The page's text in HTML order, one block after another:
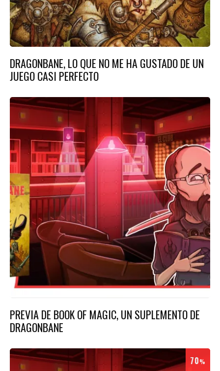
DRAGONBANE, LO QUE NO ME HA GUSTADO DE UN
JUEGO CASI PERFECTO
PREVIA DE BOOK OF MAGIC, UN SUPLEMENTO DE
DRAGONBANE
70%